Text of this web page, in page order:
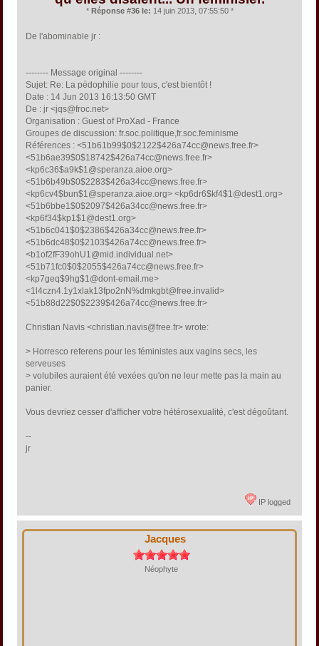
* Réponse #36 le: 14 juin 2013, 07:55:50 *
De l'abominable jr :
-------- Message original --------
Sujet: Re: La pédophilie pour tous, c'est bientôt !
Date : 14 Jun 2013 16:13:50 GMT
De : jr <jqs@froc.net>
Organisation : Guest of ProXad - France
Groupes de discussion: fr.soc.politique,fr.soc.feminisme
Références : <51b61b99$0$2122$426a74cc@news.free.fr>
<51b6ae39$0$18742$426a74cc@news.free.fr>
<kp6c36$a9k$1@speranza.aioe.org>
<51b6b49b$0$2283$426a34cc@news.free.fr>
<kp6cv4$bun$1@speranza.aioe.org> <kp6dr6$kf4$1@dest1.org>
<51b6bbe1$0$2097$426a34cc@news.free.fr>
<kp6f34$kp1$1@dest1.org>
<51b6c041$0$2386$426a34cc@news.free.fr>
<51b6dc48$0$2103$426a74cc@news.free.fr>
<b1of2fF39ohU1@mid.individual.net>
<51b71fc0$0$2055$426a74cc@news.free.fr>
<kp7geq$9hg$1@dont-email.me>
<1l4czn4.1y1xlak13fpo2nN%dmkgbt@free.invalid>
<51b88d22$0$2239$426a74cc@news.free.fr>
Christian Navis <christian.navis@free.fr> wrote:
> Horresco referens pour les féministes aux vagins secs, les
serveuses
> volubiles auraient été vexées qu'on ne leur mette pas la main au
panier.
Vous devriez cesser d'afficher votre hétérosexualité, c'est dégoûtant.
--
jr
IP logged
Jacques
Néophyte